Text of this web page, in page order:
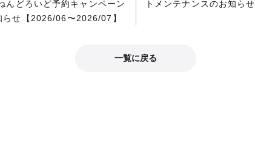
んどろいど予約キャンペーン
らせ【2026/06〜2026/07】
トメンテナンスのお知らせ
一覧に戻る